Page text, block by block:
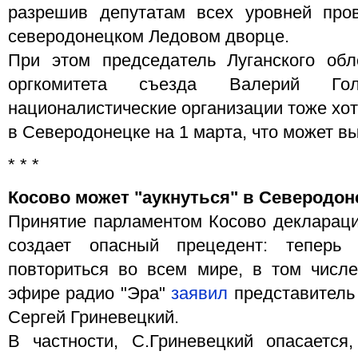
разрешив депутатам всех уровней
северодонецком Ледовом дворце.
При этом председатель Луганского
оргкомитета съезда Валерий
националистические организации тоже
в Северодонецке на 1 марта, что может
* * *
Косово может "аукнуться" в
Принятие парламентом Косово
создает опасный прецедент: теперь
повториться во всем мире, в том
эфире радио "Эра"заявил
Сергей Гриневецкий.
В частности, С.Гриневецкий